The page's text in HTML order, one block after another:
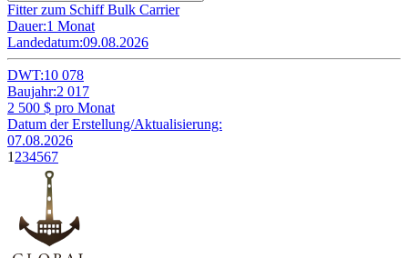
Fitter zum Schiff Bulk Carrier
Dauer:1 Monat
Landedatum:09.08.2026
DWT:10 078
Baujahr:2 017
2 500 $ pro Monat
Datum der Erstellung/Aktualisierung:
07.08.2026
1 234567